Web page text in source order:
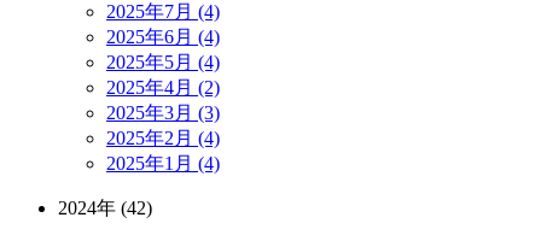
2025年7月 (4)
2025年6月 (4)
2025年5月 (4)
2025年4月 (2)
2025年3月 (3)
2025年2月 (4)
2025年1月 (4)
2024年 (42)